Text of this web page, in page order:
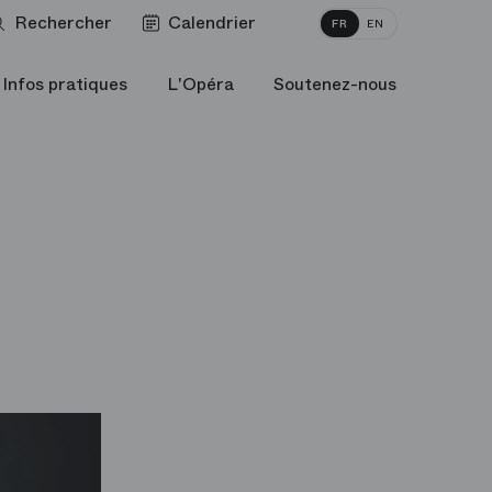
Rechercher Calendrier FR EN
Infos pratiques L'Opéra Soutenez-nous